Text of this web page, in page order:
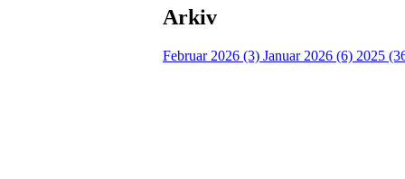
Arkiv
Februar 2026 (3) Januar 2026 (6) 2025